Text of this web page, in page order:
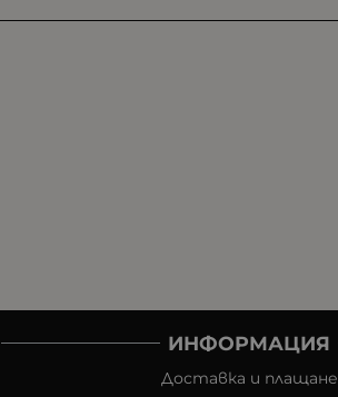
ИНФОРМАЦИЯ
Доставка и плащане